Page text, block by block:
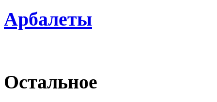
Арбалеты
Остальное